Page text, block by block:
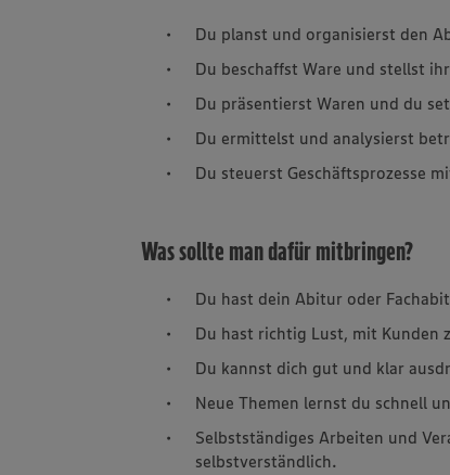
Du planst und organisierst den
Du beschaffst Ware und stellst
Du präsentierst Waren und du
Du ermittelst und analysierst
Du steuerst Geschäftsprozesse
Was sollte man dafür mitbringen?
Du hast dein Abitur oder
Du hast richtig Lust, mit Kunden
Du kannst dich gut und klar
Neue Themen lernst du schnell
Selbstständiges Arbeiten und
selbstverständlich.